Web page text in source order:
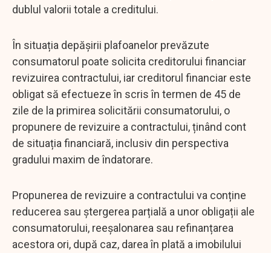
dublul valorii totale a creditului.
În situația depășirii plafoanelor prevăzute
consumatorul poate solicita creditorului financiar
revizuirea contractului, iar creditorul financiar este
obligat să efectueze în scris în termen de 45 de
zile de la primirea solicitării consumatorului, o
propunere de revizuire a contractului, ținând cont
de situația financiară, inclusiv din perspectiva
gradului maxim de îndatorare.
Propunerea de revizuire a contractului va conține
reducerea sau ștergerea parțială a unor obligații ale
consumatorului, reeșalonarea sau refinanțarea
acestora ori, după caz, darea în plată a imobilului